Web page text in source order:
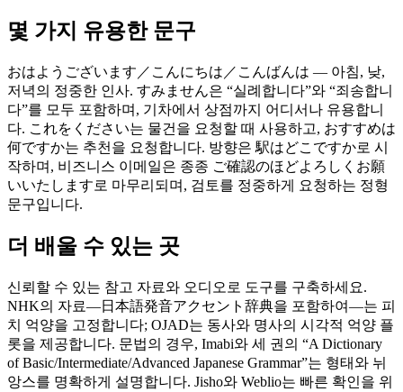
몇 가지 유용한 문구
おはようございます／こんにちは／こんばんは — 아침, 낮,
저녁의 정중한 인사. すみません은 “실례합니다”와 “죄송합니
다”를 모두 포함하며, 기차에서 상점까지 어디서나 유용합니
다. これをください는 물건을 요청할 때 사용하고, おすすめは
何ですか는 추천을 요청합니다. 방향은 駅はどこですか로 시
작하며, 비즈니스 이메일은 종종 ご確認のほどよろしくお願
いいたします로 마무리되며, 검토를 정중하게 요청하는 정형
문구입니다.
더 배울 수 있는 곳
신뢰할 수 있는 참고 자료와 오디오로 도구를 구축하세요.
NHK의 자료—日本語発音アクセント辞典을 포함하여—는 피
치 억양을 고정합니다; OJAD는 동사와 명사의 시각적 억양 플
롯을 제공합니다. 문법의 경우, Imabi와 세 권의 “A Dictionary
of Basic/Intermediate/Advanced Japanese Grammar”는 형태와 뉘
앙스를 명확하게 설명합니다. Jisho와 Weblio는 빠른 확인을 위